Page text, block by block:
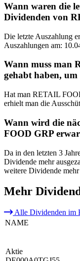
Wann waren die
Dividenden von
Die letzte Auszahlung
Auszahlungen am:
Wann muss man
gehabt haben,
Hat man RETAIL
erhielt man die
Wann wird die
FOOD GRP
Da in den letzten 3
Dividende mehr
weitere Dividende
Mehr
Alle Dividenden im
NAME
Aktie